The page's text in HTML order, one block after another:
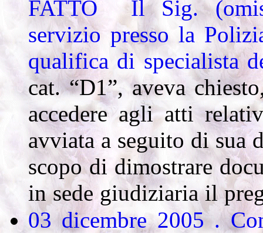
FATTO Il Sig.
servizio presso la
qualifica di specialista
cat. “D1”, aveva
accedere agli atti
avviata a seguito di sua
scopo di dimostrare
in sede giudiziaria il
03 dicembre 2005 .